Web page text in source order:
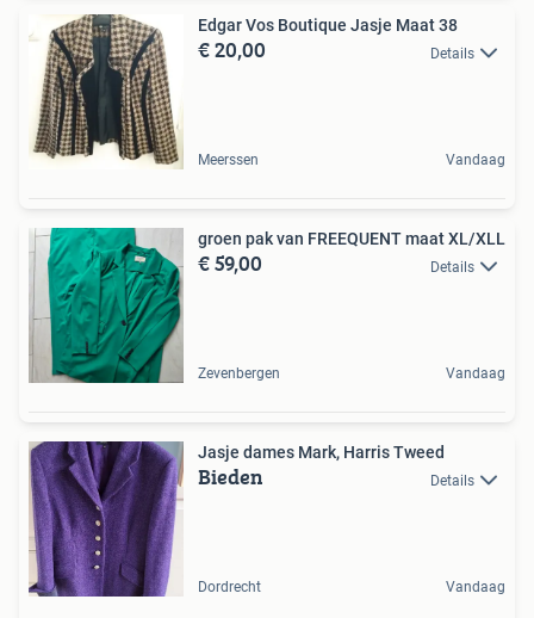
Edgar Vos Boutique Jasje Maat 38
€ 20,00 Details
Meerssen Vandaag
groen pak van FREEQUENT maat XL/XLL
€ 59,00 Details
Zevenbergen Vandaag
Jasje dames Mark, Harris Tweed
Bieden Details
Dordrecht Vandaag